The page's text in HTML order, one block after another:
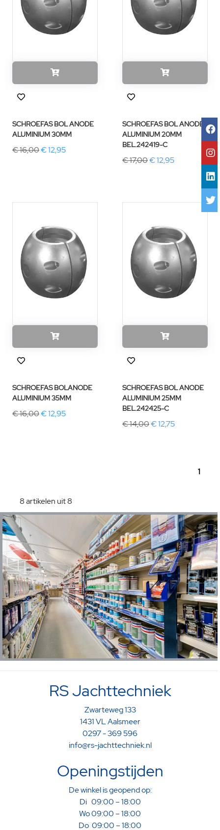
SCHROEFAS BOL ANODE
ALUMINIUM 30MM
€ 16,00€ 12,95
SCHROEFAS BOL ANODE
ALUMINIUM 20MM
BEL.242419-C
€ 17,00€ 12,95
SCHROEFAS BOLANODE
ALUMINIUM 35MM
€ 16,00€ 12,95
SCHROEFAS BOL ANODE
ALUMINIUM 25MM
BEL.242425-C
€ 14,00€ 12,75
1
8 artikelen uit 8
RS Jachttechniek
Zwarteweg 133
1431 VL Aalsmeer
0297 - 369 596
info@rs-jachttechniek.nl
Openingstijden
De winkel is geopend op:
Di 09:00 – 18:00
Wo 09:00 – 18:00
Do 09:00 – 18:00